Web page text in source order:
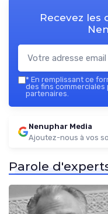
Recevez les
* En remplissant ce
des fins commerciales
partenaires.
Nenuphar Media
Ajoutez-nous à vos
Parole